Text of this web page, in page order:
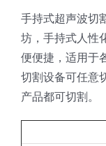
手持式超声波切
坊，手持式人性
便便捷，适用于
切割设备可任意
产品都可切割。